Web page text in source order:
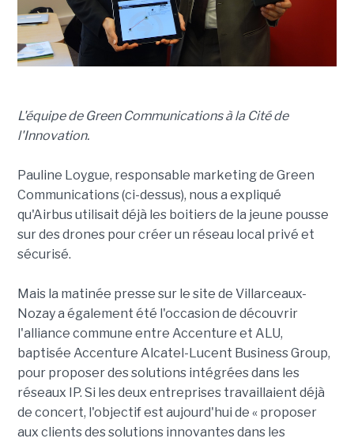
L'équipe de Green Communications à la Cité de
l'Innovation.
Pauline Loygue, responsable marketing de Green
Communications (ci-dessus), nous a expliqué
qu'Airbus utilisait déjà les boitiers de la jeune pousse
sur des drones pour créer un réseau local privé et
sécurisé.
Mais la matinée presse sur le site de Villarceaux-
Nozay a également été l'occasion de découvrir
l'alliance commune entre Accenture et ALU,
baptisée Accenture Alcatel-Lucent Business Group,
pour proposer des solutions intégrées dans les
réseaux IP. Si les deux entreprises travaillaient déjà
de concert, l'objectif est aujourd'hui de « proposer
aux clients des solutions innovantes dans les